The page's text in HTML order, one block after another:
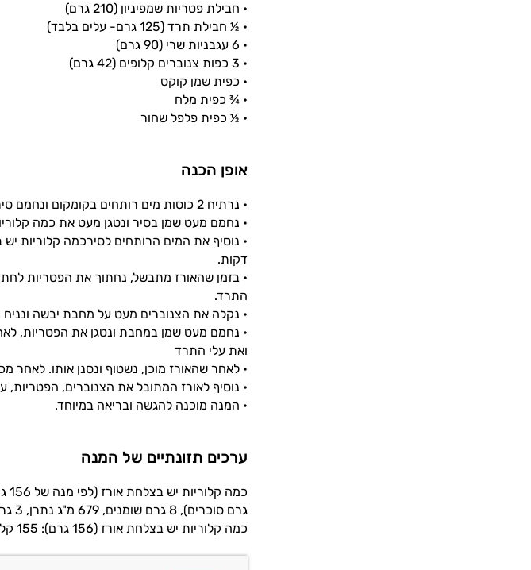
• חבילת פטריות שמפיניון (210 גרם)
• ½ חבילת תרד (125 גרם- עלים בלבד)
• 6 עגבניות שרי (90 גרם)
• 3 כפות צנוברים קלופים (42 גרם)
• כפית שמן קוקס
• ¾ כפית מלח
• ½ כפית פלפל שחור
אופן הכנה
• נרתיח 2 כוסות מים רותחים בקומקום ונחמם סיר בינוני.
• נחמם מעט שמן בסיר ונטגן מעט את כמה
דקות.
• בזמן שהאורז מתבשל, נחתוך את הפטריות
התרד.
• נקלה את הצנוברים מעט על מחבת יבשה ונניח
• נחמם מעט שמן במחבת ונטגן את הפטריות,
ואת עלי התרד
• לאחר שהאורז מוכן, נשטוף ונסנן אותו. לאחר
• נוסיף לאורז המתובל את הצנוברים,
• המנה מוכנה להגשה ובריאה במיוחד.
ערכים תזונתיים של המנה
גרם סוכרים), 8 גרם שומנים, 679 מ"ג נתרן, 3 גרם סיבים תזונתיים ו- 98 גרם מים.
כמה קלוריות יש בצלחת אורז (156 גרם): 155 קלוריות.